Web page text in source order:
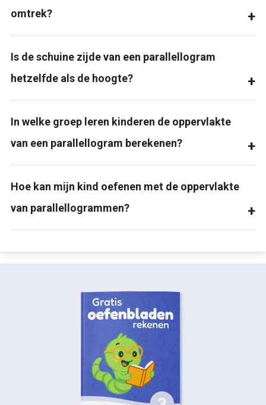
omtrek?
Is de schuine zijde van een parallellogram
hetzelfde als de hoogte?
In welke groep leren kinderen de oppervlakte
van een parallellogram berekenen?
Hoe kan mijn kind oefenen met de oppervlakte
van parallellogrammen?